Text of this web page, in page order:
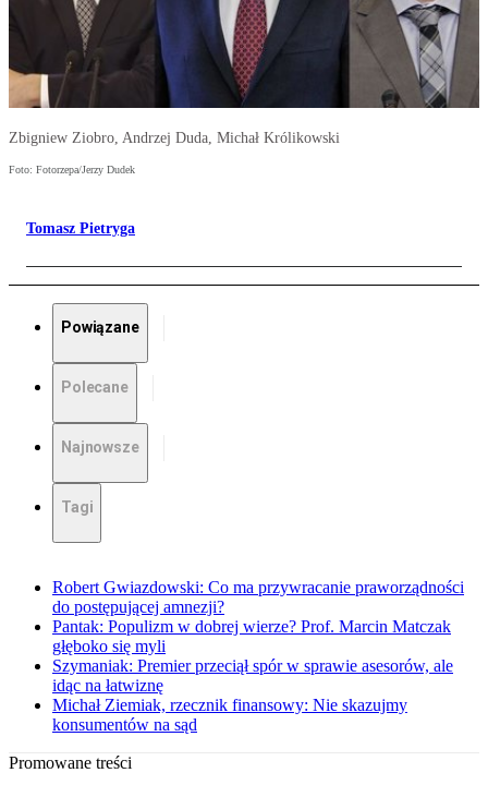
Zbigniew Ziobro, Andrzej Duda, Michał Królikowski
Foto: Fotorzepa/Jerzy Dudek
Tomasz Pietryga
Powiązane
Polecane
Najnowsze
Tagi
Robert Gwiazdowski: Co ma przywracanie praworządności
do postępującej amnezji?
Pantak: Populizm w dobrej wierze? Prof. Marcin Matczak
głęboko się myli
Szymaniak: Premier przeciął spór w sprawie asesorów, ale
idąc na łatwiznę
Michał Ziemiak, rzecznik finansowy: Nie skazujmy
konsumentów na sąd
Promowane treści